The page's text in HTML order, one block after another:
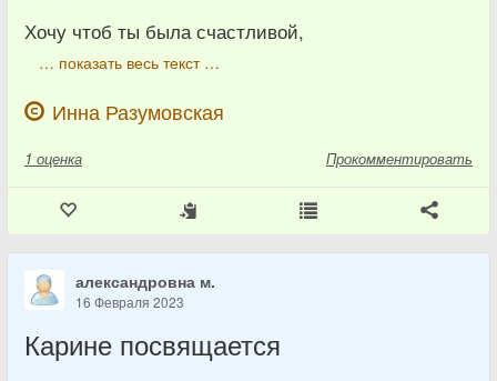
Хочу чтоб ты была счастливой,
… показать весь текст …
Инна Разумовская
1 оценка Прокомментировать
александровна м.
16 Февраля 2023
Карине посвящается